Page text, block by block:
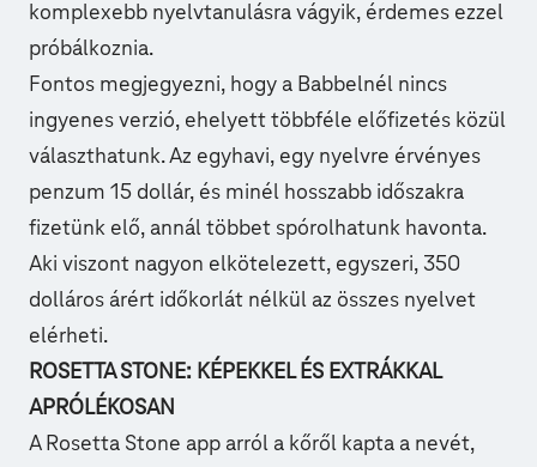
komplexebb nyelvtanulásra vágyik, érdemes ezzel
próbálkoznia.
Fontos megjegyezni, hogy a Babbelnél nincs
ingyenes verzió, ehelyett többféle előfizetés közül
választhatunk. Az egyhavi, egy nyelvre érvényes
penzum 15 dollár, és minél hosszabb időszakra
fizetünk elő, annál többet spórolhatunk havonta.
Aki viszont nagyon elkötelezett, egyszeri, 350
dolláros árért időkorlát nélkül az összes nyelvet
elérheti.
ROSETTA STONE: KÉPEKKEL ÉS EXTRÁKKAL
APRÓLÉKOSAN
A Rosetta Stone app arról a kőről kapta a nevét,